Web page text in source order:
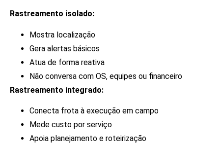
Rastreamento isolado:
Mostra localização
Gera alertas básicos
Atua de forma reativa
Não conversa com OS, equipes ou financeiro
Rastreamento integrado:
Conecta frota à execução em campo
Mede custo por serviço
Apoia planejamento e roteirização